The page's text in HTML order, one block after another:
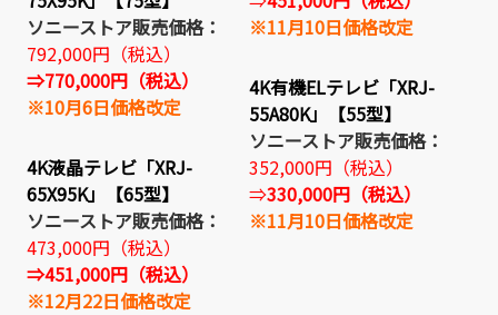
ソニーストア販売価格：
792,000円（税込）
⇒770,000円（税込）
※10月6日価格改定
4K液晶テレビ「XRJ-
65X95K」【65型】
ソニーストア販売価格：
473,000円（税込）
⇒451,000円（税込）
※12月22日価格改定
※11月10日価格改定
4K有機ELテレビ「XRJ-
55A80K」【55型】
ソニーストア販売価格：
352,000円（税込）
⇒330,000円（税込）
※11月10日価格改定